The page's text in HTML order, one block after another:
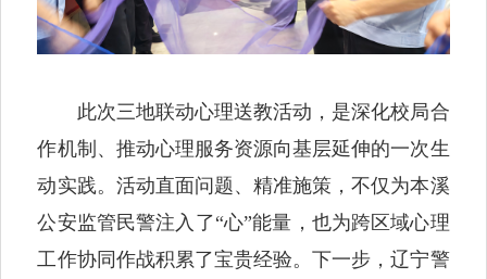
此次三地联动心理送教活动，是深化校局合
作机制、推动心理服务资源向基层延伸的一次生
动实践。活动直面问题、精准施策，不仅为本溪
公安监管民警注入了“心”能量，也为跨区域心理
工作协同作战积累了宝贵经验。下一步，辽宁警